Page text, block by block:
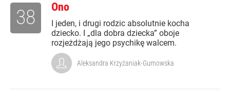
Ono
I jeden, i drugi rodzic absolutnie kocha
dziecko. I „dla dobra dziecka” oboje
rozjeżdżają jego psychikę walcem.
38
Aleksandra Krzyżaniak-Gumowska